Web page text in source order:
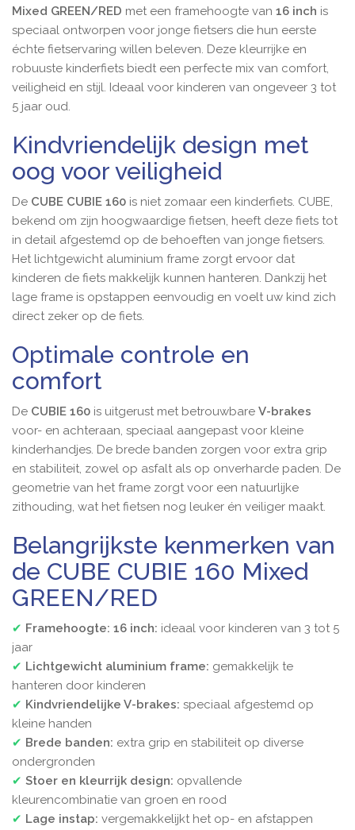
Mixed GREEN/RED met een framehoogte van 16 inch is
speciaal ontworpen voor jonge fietsers die hun eerste
échte fietservaring willen beleven. Deze kleurrijke en
robuuste kinderfiets biedt een perfecte mix van comfort,
veiligheid en stijl. Ideaal voor kinderen van ongeveer 3 tot
5 jaar oud.
Kindvriendelijk design met
oog voor veiligheid
De CUBE CUBIE 160 is niet zomaar een kinderfiets. CUBE,
bekend om zijn hoogwaardige fietsen, heeft deze fiets tot
in detail afgestemd op de behoeften van jonge fietsers.
Het lichtgewicht aluminium frame zorgt ervoor dat
kinderen de fiets makkelijk kunnen hanteren. Dankzij het
lage frame is opstappen eenvoudig en voelt uw kind zich
direct zeker op de fiets.
Optimale controle en
comfort
De CUBIE 160 is uitgerust met betrouwbare V-brakes
voor- en achteraan, speciaal aangepast voor kleine
kinderhandjes. De brede banden zorgen voor extra grip
en stabiliteit, zowel op asfalt als op onverharde paden. De
geometrie van het frame zorgt voor een natuurlijke
zithouding, wat het fietsen nog leuker én veiliger maakt.
Belangrijkste kenmerken van
de CUBE CUBIE 160 Mixed
GREEN/RED
✔ Framehoogte: 16 inch: ideaal voor kinderen van 3 tot 5
jaar
✔ Lichtgewicht aluminium frame: gemakkelijk te
hanteren door kinderen
✔ Kindvriendelijke V-brakes: speciaal afgestemd op
kleine handen
✔ Brede banden: extra grip en stabiliteit op diverse
ondergronden
✔ Stoer en kleurrijk design: opvallende
kleurencombinatie van groen en rood
✔ Lage instap: vergemakkelijkt het op- en afstappen